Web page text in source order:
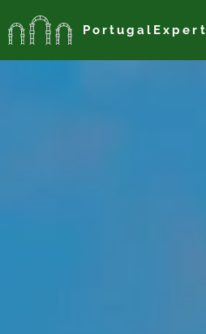
PortugalExpert